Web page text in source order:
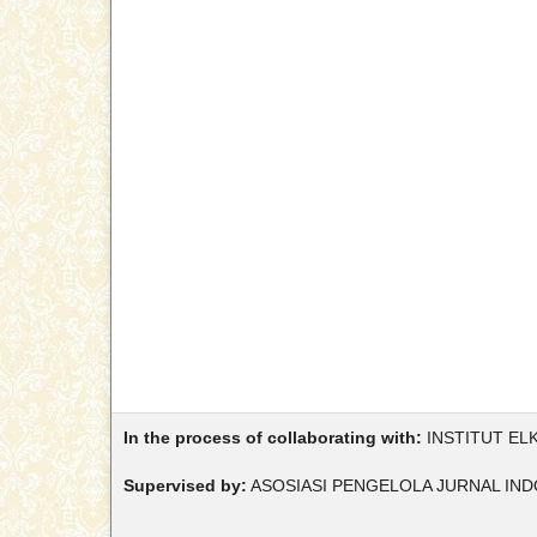
In the process of collaborating with: INSTITUT
Supervised by: ASOSIASI PENGELOLA JURNAL